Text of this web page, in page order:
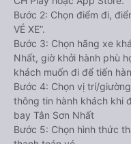
Bước 2: Chọn điểm đi,
VÉ XE”.
Bước 3: Chọn hãng xe
Nhất, giờ khởi hành phù
khách muốn đi để tiến
Bước 4: Chọn vị trí/
thông tin hành khách khi
bay Tân Sơn Nhất
Bước 5: Chọn hình thức